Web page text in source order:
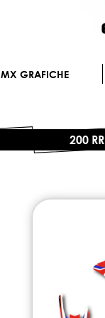
MX GRAFICHE
200 RR